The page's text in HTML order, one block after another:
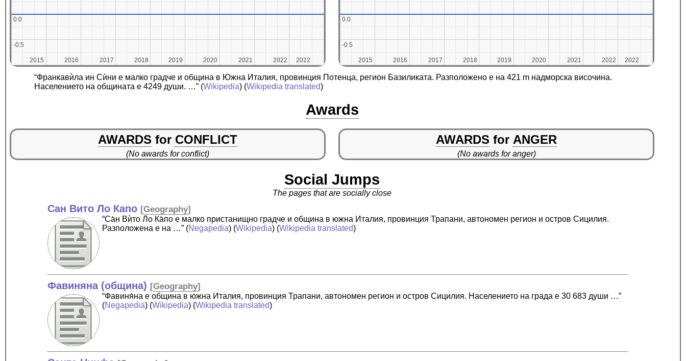
2015
2015 2016
2016 2017
2017 2018
2018 2019
2019 2020
2020 2021
2021 2022
2022 2022
2022
-0.5
-0.5
0.0
0.0
2015
2015 2016
2016 2017
2017 2018
2018 2019
2019 2020
2020 2021
2021 2022
2022 2022
2022
-0.5
-0.5
0.0
0.0
“Франкавѝла ин Сѝни е малко градче и община в Южна Италия, провинция Потенца, регион Базиликата. Разположено е на 421 m надморска височина.
Населението на общината е 4249 души. …” (Wikipedia) (Wikipedia translated)
Awards
AWARDS for CONFLICT
(No awards for conflict)
AWARDS for ANGER
(No awards for anger)
Social Jumps
The pages that are socially close
Сан Вито Ло Капо [Geography]
“Са̀н Вѝто Ло Ка̀по е малко пристанищно градче и община в южна Италия, провинция Трапани, автономен регион и остров Сицилия.
Разположена е на …” (Negapedia) (Wikipedia) (Wikipedia translated)
Фавиняна (община) [Geography]
“Фавиня̀на е община в южна Италия, провинция Трапани, автономен регион и остров Сицилия. Населението на града е 30 683 души …”
(Negapedia) (Wikipedia) (Wikipedia translated)